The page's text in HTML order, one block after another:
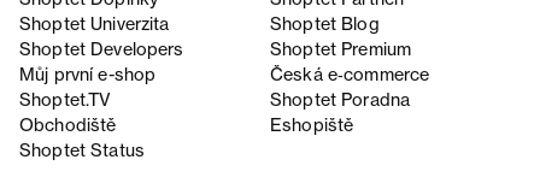
Shoptet Univerzita
Shoptet Blog
Shoptet Developers
Shoptet Premium
Můj první e-shop
Česká e‑commerce
Shoptet.TV
Shoptet Poradna
Obchodiště
Eshopiště
Shoptet Status